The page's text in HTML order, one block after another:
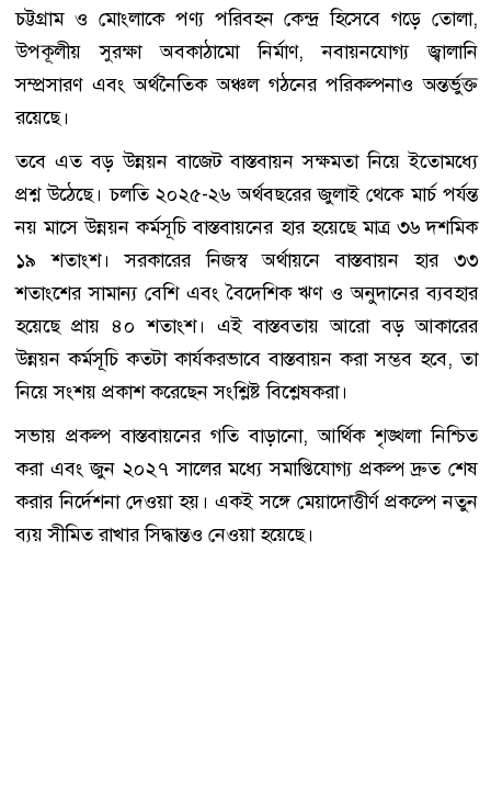
চট্টগ্রাম ও মোংলাকে পণ্য পরিবহন কেন্দ্র হিসেবে গড়ে তোলা,
উপকূলীয় সুরক্ষা অবকাঠামো নির্মাণ, নবায়নযোগ্য জ্বালানি
সম্প্রসারণ এবং অর্থনৈতিক অঞ্চল গঠনের পরিকল্পনাও অন্তর্ভুক্ত
রয়েছে।
তবে এত বড় উন্নয়ন বাজেট বাস্তবায়ন সক্ষমতা নিয়ে ইতোমধ্যে
প্রশ্ন উঠেছে। চলতি ২০২৫-২৬ অর্থবছরের জুলাই থেকে মার্চ পর্যন্ত
নয় মাসে উন্নয়ন কর্মসূচি বাস্তবায়নের হার হয়েছে মাত্র ৩৬ দশমিক
১৯ শতাংশ। সরকারের নিজস্ব অর্থায়নে বাস্তবায়ন হার ৩৩
শতাংশের সামান্য বেশি এবং বৈদেশিক ঋণ ও অনুদানের ব্যবহার
হয়েছে প্রায় ৪০ শতাংশ। এই বাস্তবতায় আরো বড় আকারের
উন্নয়ন কর্মসূচি কতটা কার্যকরভাবে বাস্তবায়ন করা সম্ভব হবে, তা
নিয়ে সংশয় প্রকাশ করেছেন সংশ্লিষ্ট বিশ্লেষকরা।
সভায় প্রকল্প বাস্তবায়নের গতি বাড়ানো, আর্থিক শৃঙ্খলা নিশ্চিত
করা এবং জুন ২০২৭ সালের মধ্যে সমাপ্তিযোগ্য প্রকল্প দ্রুত শেষ
করার নির্দেশনা দেওয়া হয়। একই সঙ্গে মেয়াদোত্তীর্ণ প্রকল্পে নতুন
ব্যয় সীমিত রাখার সিদ্ধান্তও নেওয়া হয়েছে।